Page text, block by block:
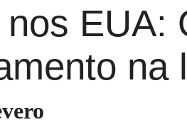
nos EUA:
na